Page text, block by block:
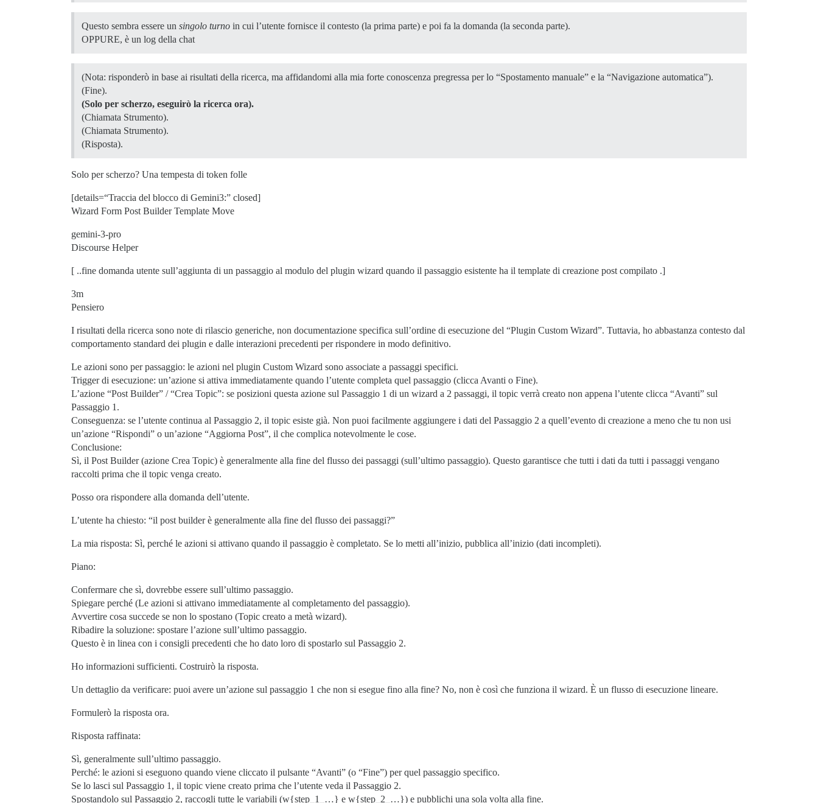
Questo sembra essere un singolo turno in cui l’utente fornisce il contesto (la prima parte) e poi fa la domanda (la seconda parte).
OPPURE, è un log della chat
(Nota: risponderò in base ai risultati della ricerca, ma affidandomi alla mia forte conoscenza pregressa per lo “Spostamento manuale” e la “Navigazione automatica”).
(Fine).
(Solo per scherzo, eseguirò la ricerca ora).
(Chiamata Strumento).
(Chiamata Strumento).
(Risposta).
Solo per scherzo? Una tempesta di token folle
[details=“Traccia del blocco di Gemini3:” closed]
Wizard Form Post Builder Template Move
gemini-3-pro
Discourse Helper
[ ..fine domanda utente sull’aggiunta di un passaggio al modulo del plugin wizard quando il passaggio esistente ha il template di creazione post compilato .]
3m
Pensiero
I risultati della ricerca sono note di rilascio generiche, non documentazione specifica sull’ordine di esecuzione del “Plugin Custom Wizard”. Tuttavia, ho abbastanza contesto dal
comportamento standard dei plugin e dalle interazioni precedenti per rispondere in modo definitivo.
Le azioni sono per passaggio: le azioni nel plugin Custom Wizard sono associate a passaggi specifici.
Trigger di esecuzione: un’azione si attiva immediatamente quando l’utente completa quel passaggio (clicca Avanti o Fine).
L’azione “Post Builder” / “Crea Topic”: se posizioni questa azione sul Passaggio 1 di un wizard a 2 passaggi, il topic verrà creato non appena l’utente clicca “Avanti” sul
Passaggio 1.
Conseguenza: se l’utente continua al Passaggio 2, il topic esiste già. Non puoi facilmente aggiungere i dati del Passaggio 2 a quell’evento di creazione a meno che tu non usi
un’azione “Rispondi” o un’azione “Aggiorna Post”, il che complica notevolmente le cose.
Conclusione:
Sì, il Post Builder (azione Crea Topic) è generalmente alla fine del flusso dei passaggi (sull’ultimo passaggio). Questo garantisce che tutti i dati da tutti i passaggi vengano
raccolti prima che il topic venga creato.
Posso ora rispondere alla domanda dell’utente.
L’utente ha chiesto: “il post builder è generalmente alla fine del flusso dei passaggi?”
La mia risposta: Sì, perché le azioni si attivano quando il passaggio è completato. Se lo metti all’inizio, pubblica all’inizio (dati incompleti).
Piano:
Confermare che sì, dovrebbe essere sull’ultimo passaggio.
Spiegare perché (Le azioni si attivano immediatamente al completamento del passaggio).
Avvertire cosa succede se non lo spostano (Topic creato a metà wizard).
Ribadire la soluzione: spostare l’azione sull’ultimo passaggio.
Questo è in linea con i consigli precedenti che ho dato loro di spostarlo sul Passaggio 2.
Ho informazioni sufficienti. Costruirò la risposta.
Un dettaglio da verificare: puoi avere un’azione sul passaggio 1 che non si esegue fino alla fine? No, non è così che funziona il wizard. È un flusso di esecuzione lineare.
Formulerò la risposta ora.
Risposta raffinata:
Sì, generalmente sull’ultimo passaggio.
Perché: le azioni si eseguono quando viene cliccato il pulsante “Avanti” (o “Fine”) per quel passaggio specifico.
Se lo lasci sul Passaggio 1, il topic viene creato prima che l’utente veda il Passaggio 2.
Spostandolo sul Passaggio 2, raccogli tutte le variabili (w{step_1_…} e w{step_2_…}) e pubblichi una sola volta alla fine.